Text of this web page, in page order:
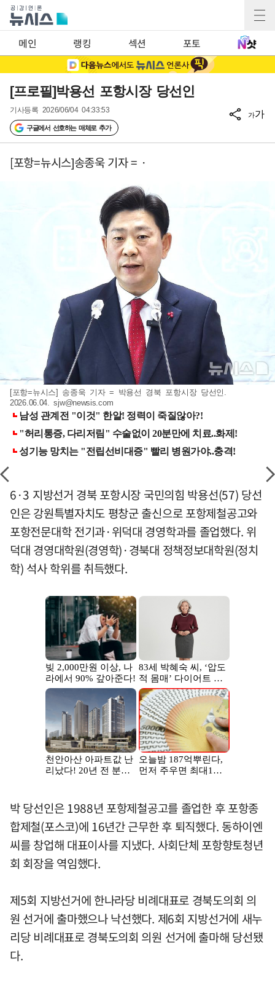
메인 랭킹 섹션 포토
[프로필]박용선 포항시장 당선인
기사등록 2026/06/04 04:33:53
구글에서 선호하는 매체로 추가
가가
[포항=뉴시스]송종욱 기자 = ·
[포항=뉴시스] 송종욱 기자 = 박용선 경북 포항시장 당선인.
2026.06.04.sjw@newsis.com
6·3 지방선거 경북 포항시장 국민의힘 박용선(57) 당선
인은 강원특별자치도 평창군 출신으로 포항제철공고와
포항전문대학 전기과·위덕대 경영학과를 졸업했다. 위
덕대 경영대학원(경영학)·경북대 정책정보대학원(정치
학) 석사 학위를 취득했다.
박 당선인은 1988년 포항제철공고를 졸업한 후 포항종
합제철(포스코)에 16년간 근무한 후 퇴직했다. 동하이엔
씨를 창업해 대표이사를 지냈다. 사회단체 포항향토청년
회 회장을 역임했다.
제5회 지방선거에 한나라당 비례대표로 경북도의회 의
원 선거에 출마했으나 낙선했다. 제6회 지방선거에 새누
리당 비례대표로 경북도의회 의원 선거에 출마해 당선됐
다.